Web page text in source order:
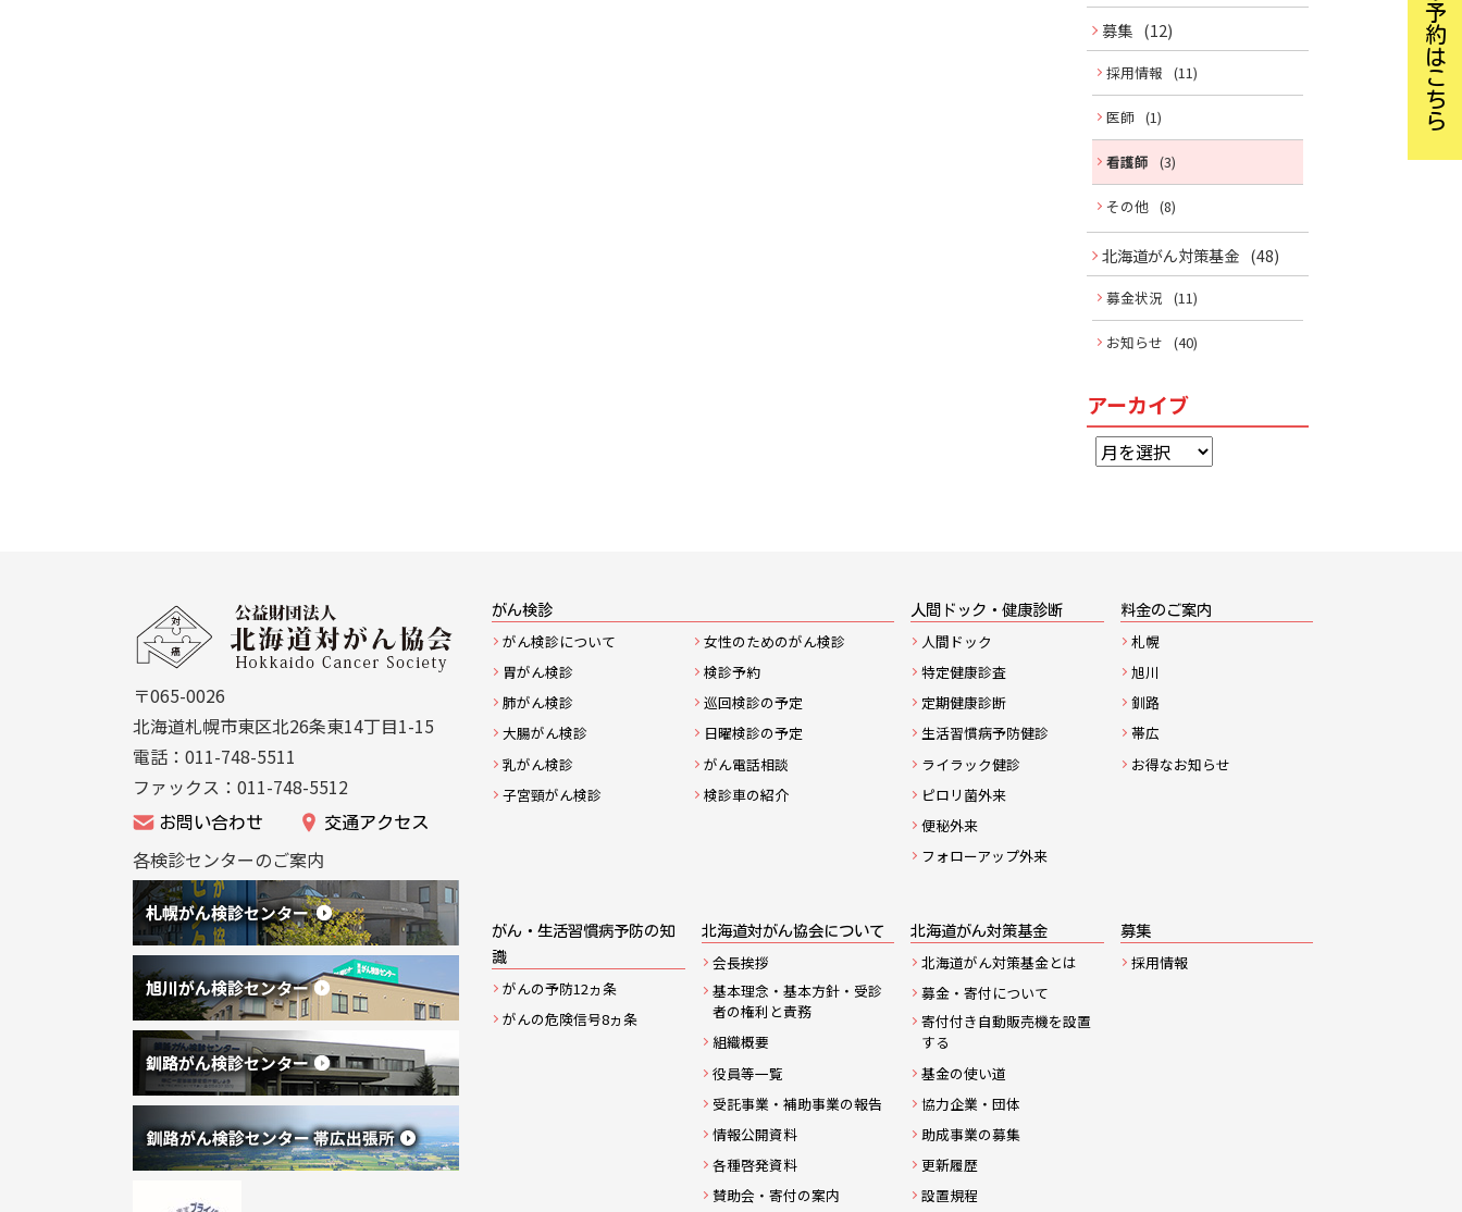
検診予約はこちら
募集 (12)
採用情報 (11)
医師 (1)
看護師 (3)
その他 (8)
北海道がん対策基金 (48)
募金状況 (11)
お知らせ (40)
アーカイブ
ア
ー
サ
イ
ト
マ
ッ
がん検診
がん検診について
胃がん検診
肺がん検診
大腸がん検診
乳がん検診
子宮頸がん検診
女性のためのがん検診
検診予約
巡回検診の予定
日曜検診の予定
がん電話相談
検診車の紹介
人間ドック・健康診断
人間ドック
特定健康診査
定期健康診断
生活習慣病予防健診
ライラック健診
ピロリ菌外来
便秘外来
フォローアップ外来
料金のご案内
札幌
旭川
釧路
帯広
お得なお知らせ
がん・生活習慣病予防の知
識
がんの予防12ヵ条
がんの危険信号8ヵ条
北海道対がん協会について
会長挨拶
基本理念・基本方針・受診
者の権利と責務
組織概要
役員等一覧
受託事業・補助事業の報告
情報公開資料
各種啓発資料
賛助会・寄付の案内
北海道がん対策基金
北海道がん対策基金とは
募金・寄付について
寄付付き自動販売機を設置
する
基金の使い道
協力企業・団体
助成事業の募集
更新履歴
設置規程
募集
採用情報
〒065-0026
北海道札幌市東区北26条東14丁目1-15
電話：011-748-5511
ファックス：011-748-5512
お問い合わせ 交通アクセス
各検診センターのご案内